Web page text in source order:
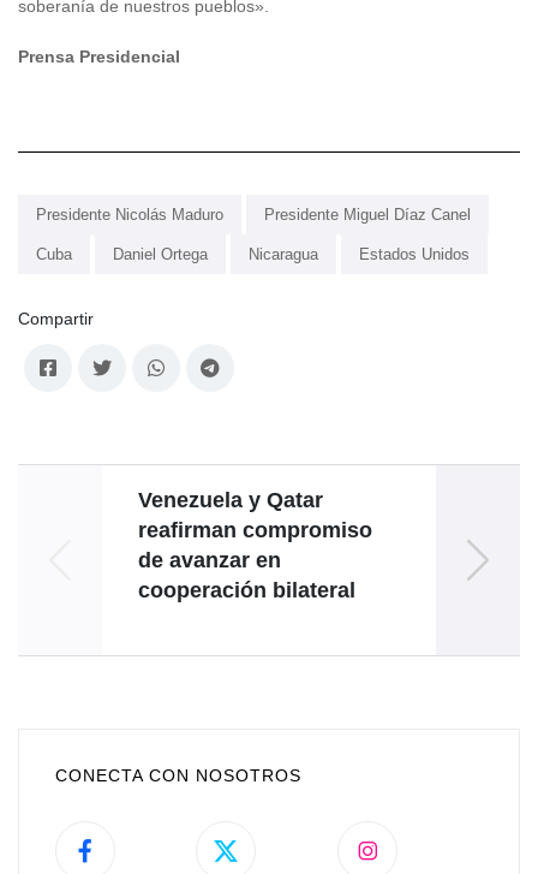
soberanía de nuestros pueblos».
Prensa Presidencial
Presidente Nicolás Maduro Presidente Miguel Díaz Canel
Cuba Daniel Ortega Nicaragua Estados Unidos
Compartir
Venezuela y Qatar
reafirman compromiso
de avanzar en
cooperación bilateral
CONECTA CON NOSOTROS